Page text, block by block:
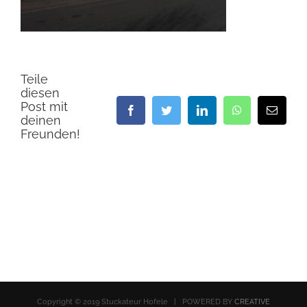
Teile
diesen
Post mit
deinen
Freunden!
FacebookTwitter LinkedIn WhatsApp
E-
Mail
Copyright © 2019 Stuckateur Hofele | POWERED BY CREATIVE